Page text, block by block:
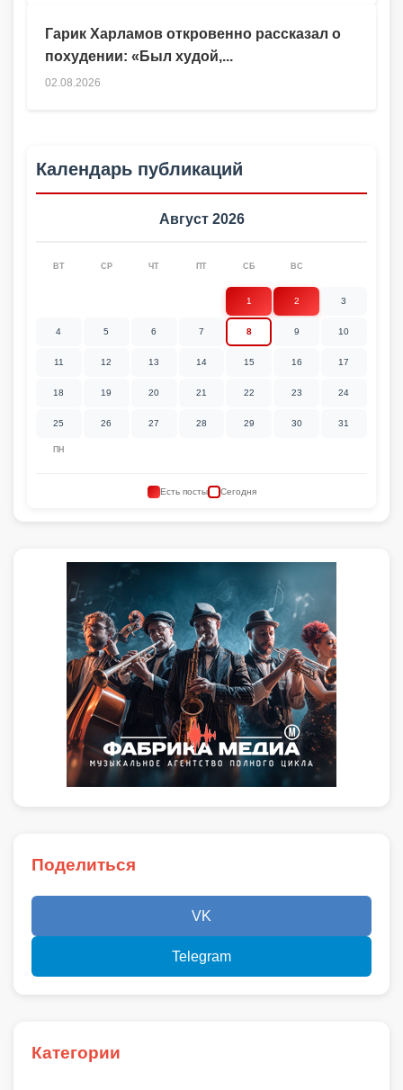
Гарик Харламов откровенно рассказал о
похудении: «Был худой,...
02.08.2026
Календарь публикаций
Август 2026
ПН
ВТ СР ЧТ ПТ СБ ВС
1 2 3
4 5 6 7 8 9 10
11 12 13 14 15 16 17
18 19 20 21 22 23 24
25 26 27 28 29 30 31
Есть посты Сегодня
Поделиться
VK
Telegram
Категории